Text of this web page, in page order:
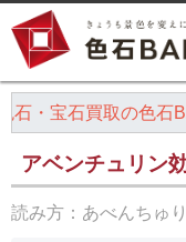
石・宝石買取の色石
アベンチュリン
読み方： あべんちゅ